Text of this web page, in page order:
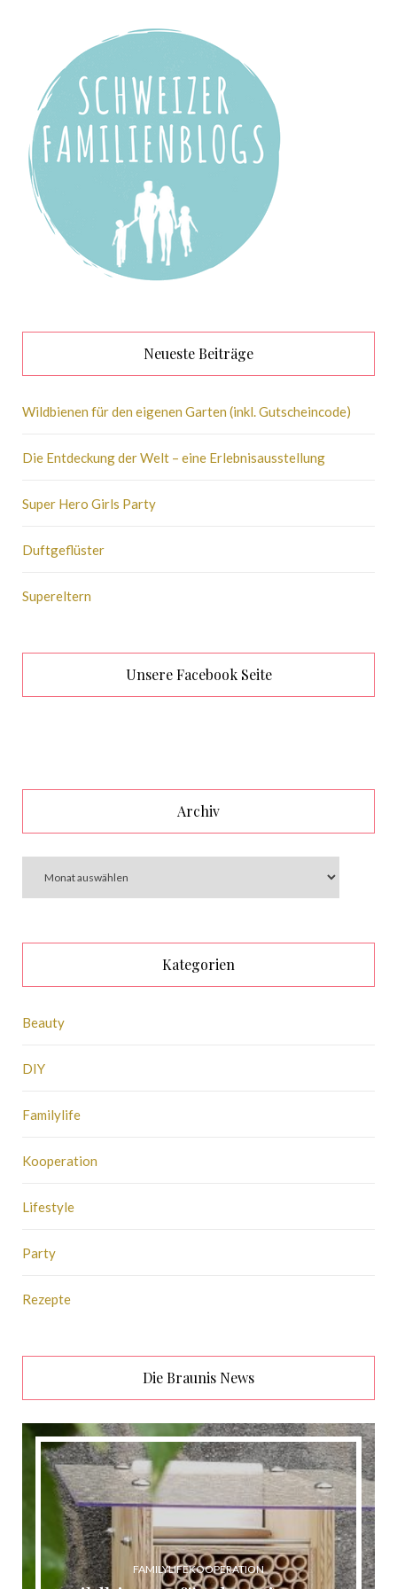
Neueste Beiträge
Wildbienen für den eigenen Garten (inkl. Gutscheincode)
Die Entdeckung der Welt – eine Erlebnisausstellung
Super Hero Girls Party
Duftgeflüster
Supereltern
Unsere Facebook Seite
Archiv
Kategorien
Beauty
DIY
Familylife
Kooperation
Lifestyle
Party
Rezepte
Die Braunis News
FAMILYLIFEKOOPERATION